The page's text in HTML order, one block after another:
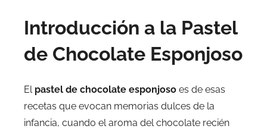
Introducción a la Pastel
de Chocolate Esponjoso
El pastel de chocolate esponjoso es de esas
recetas que evocan memorias dulces de la
infancia, cuando el aroma del chocolate recién